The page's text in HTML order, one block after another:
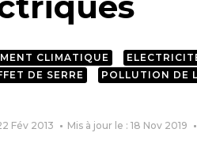
CLIMATIQUE
DE SERRE
POLLUTION DE
Fév 2013 Mis à jour le : 18 Nov 2019